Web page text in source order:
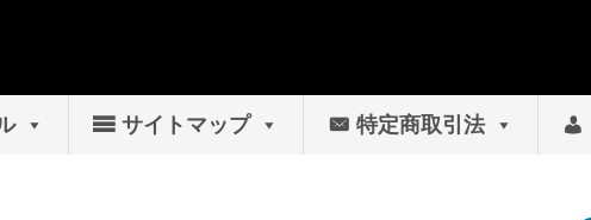
サイトマップ 特定商取引法